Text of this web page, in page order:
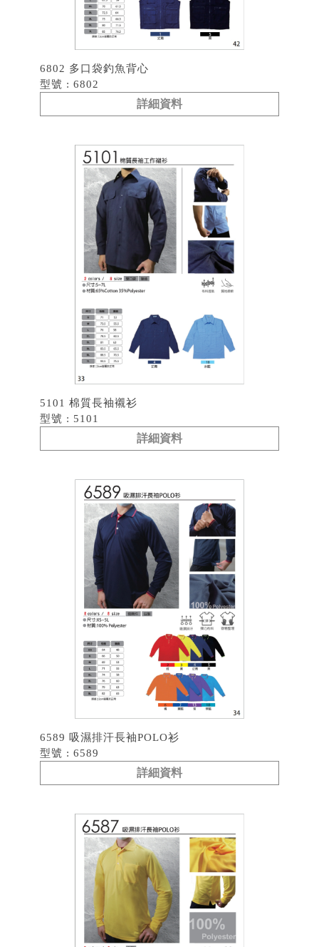
6802 多口袋釣魚背心
型號 : 6802
詳細資料
5101 棉質長袖襯衫
型號 : 5101
詳細資料
6589 吸濕排汗長袖POLO衫
型號 : 6589
詳細資料